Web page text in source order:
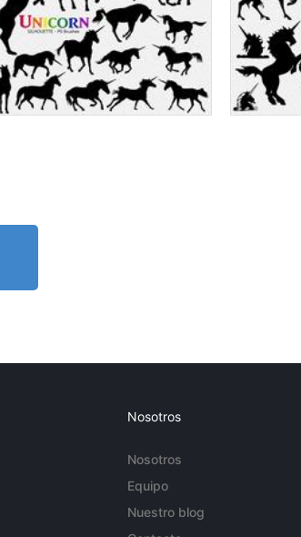
Nosotros
Nosotros
Equipo
Nuestro blog